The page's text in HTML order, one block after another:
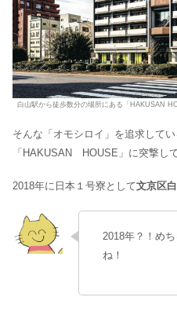
白山駅から徒歩数分の場所にある「HAKUSAN
そんな「オモシロイ」を追求して
「HAKUSAN HOUSE」に突撃し
2018年に日本１号寮として文京区
2018年？！め
ね！